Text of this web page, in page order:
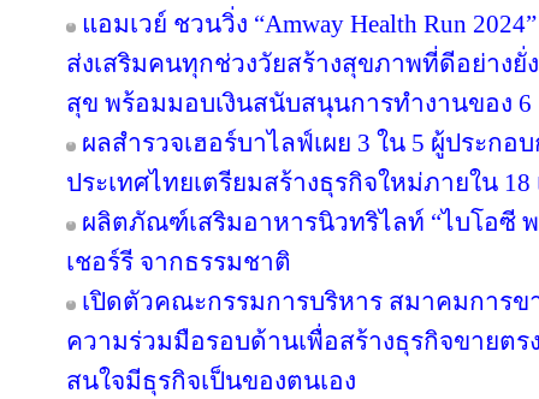
แอมเวย์ ชวนวิ่ง “Amway Health Run
ส่งเสริมคนทุกช่วงวัยสร้างสุขภาพที่ดีอย่าง
สุข พร้อมมอบเงินสนับสนุนการทำงานของ
ผลสำรวจเฮอร์บาไลฟ์เผย 3 ใน 5 ผู้ประกอ
ประเทศไทยเตรียมสร้างธุรกิจใหม่ภายใน 18
ผลิตภัณฑ์เสริมอาหารนิวทริไลท์ “ไบโอซี
เชอร์รี จากธรรมชาติ
เปิดตัวคณะกรรมการบริหาร สมาคมการ
ความร่วมมือรอบด้านเพื่อสร้างธุรกิจขายตร
สนใจมีธุรกิจเป็นของตนเอง